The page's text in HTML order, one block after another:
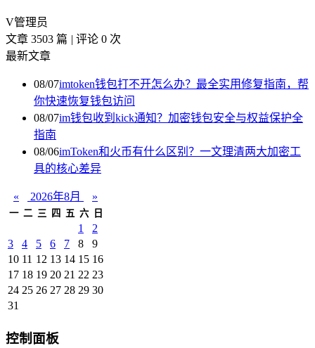
V管理员
文章 3503 篇 | 评论 0 次
最新文章
08/07imtoken钱包打不开怎么办？最全实用修复指南，帮
你快速恢复钱包访问
08/07im钱包收到kick通知？加密钱包安全与权益保护全
指南
08/06imToken和火币有什么区别？一文理清两大加密工
具的核心差异
« 2026年8月 »
一 二 三 四 五 六 日
1
2
3
4 5 6 7 8
9
10 11 12 13 14 15 16
17 18 19 20 21 22 23
24 25 26 27 28 29 30
31
控制面板